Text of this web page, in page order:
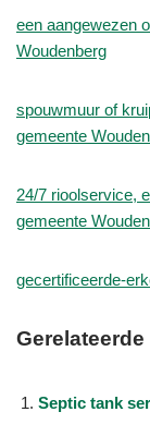
een aangewezen
Woudenberg
spouwmuur of
gemeente
24/7 rioolservice,
gemeente
gecertificeerde-
Septic tank